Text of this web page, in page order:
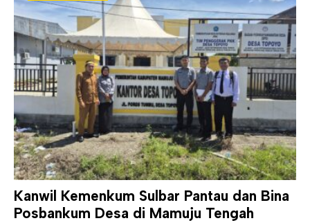
Kanwil Kemenkum Sulbar Pantau dan Bina
Posbankum Desa di Mamuju Tengah